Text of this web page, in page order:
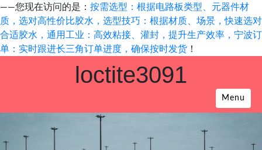
——您现在访问的是： 按需选型：根据电路板类型、元器件材
质，选对高性价比胶水，选型技巧：根据材质、场景，快速选对
合适胶水，通用工业：高效粘接、灌封，提升生产效率，宁波订
单：实时跟进长三角订单进度，确保按时发货 ！
loctite3091
Menu